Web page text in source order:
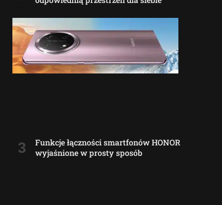
Funkcje łączności smartfonów HONOR
wyjaśnione w prosty sposób